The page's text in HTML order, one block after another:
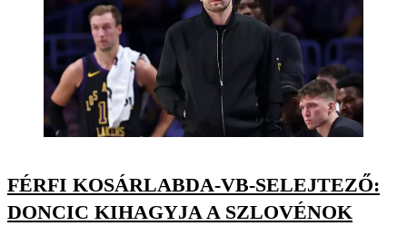
FÉRFI KOSÁRLABDA-VB-SELEJTEZŐ:
DONCIC KIHAGYJA A SZLOVÉNOK